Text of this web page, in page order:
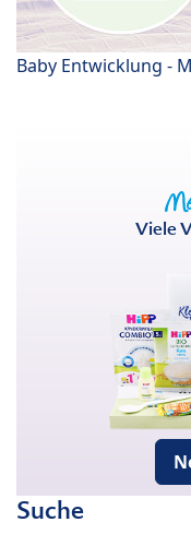
Baby Entwicklung -
Viele
Suche